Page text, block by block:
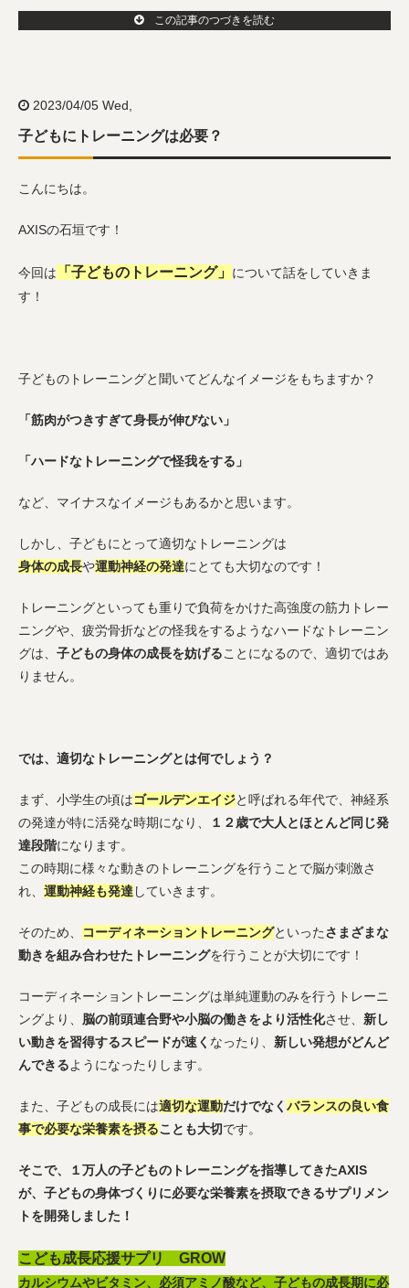
この記事のつづきを読む
2023/04/05 Wed,
子どもにトレーニングは必要？
こんにちは。
AXISの石垣です！
今回は 「子どものトレーニング」 について話をしていきま
す！
子どものトレーニングと聞いてどんなイメージをもちますか？
「筋肉がつきすぎて身長が伸びない」
「ハードなトレーニングで怪我をする」
など、マイナスなイメージもあるかと思います。
しかし、子どもにとって適切なトレーニングは
身体の成長や運動神経の発達にとても大切なのです！
トレーニングといっても重りで負荷をかけた高強度の筋力トレー
ニングや、疲労骨折などの怪我をするようなハードなトレーニン
グは、 子どもの身体の成長を妨げることになるので、適切ではあ
りません。
では、適切なトレーニングとは何でしょう？
まず、小学生の頃はゴールデンエイジと呼ばれる年代で、神経系
の発達が特に活発な時期になり、
１２歳で大人とほとんど同じ発
達段階になります。
この時期に様々な動きのトレーニングを行うことで脳が刺激さ
れ、 運動神経も発達していきます。
そのため、 コーディネーショントレーニングといったさまざまな
動きを組み合わせたトレーニングを行うことが大切にです！
コーディネーショントレーニングは単純運動のみを行うトレーニ
ングより、 脳の前頭連合野や小脳の働きをより活性化させ、 新し
い動きを習得するスピードが速く なったり、 新しい発想がどんど
んできるようになったりします。
また、子どもの成長には適切な運動だけでなく バランスの良い食
事で必要な栄養素を摂ることも大切です。
そこで、１万人の子どものトレーニングを指導してきたAXIS
が、子どもの身体づくりに必要な栄養素を摂取できるサプリメン
トを開発しました！
こども成長応援サプリ GROW
カルシウムやビタミン、必須アミノ酸など、子どもの成長期に必